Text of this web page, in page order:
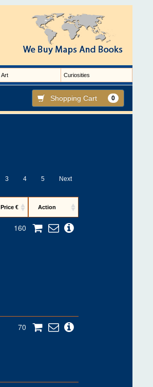
Art Curiosities
Shopping Cart 0
3 4 5 Next
Price € Action
160
70